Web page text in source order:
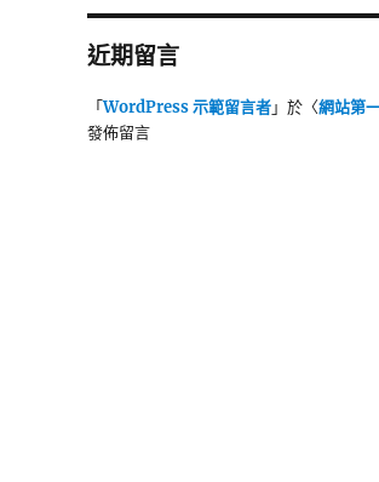
近期留言
「WordPress 示範留言者」於〈網站第
發佈留言